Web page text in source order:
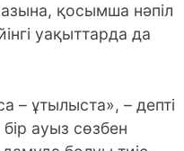
қосымша нәпіл
уақыттарда да
– ұтылыста», – депті
ауыз сөзбен